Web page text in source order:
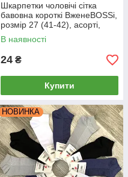
Шкарпетки чоловічі сітка
бавовна короткі ВженеBOSSі,
розмір 27 (41-42), асорті,
012002
В наявності
24 ₴
Купити
НОВИНКА